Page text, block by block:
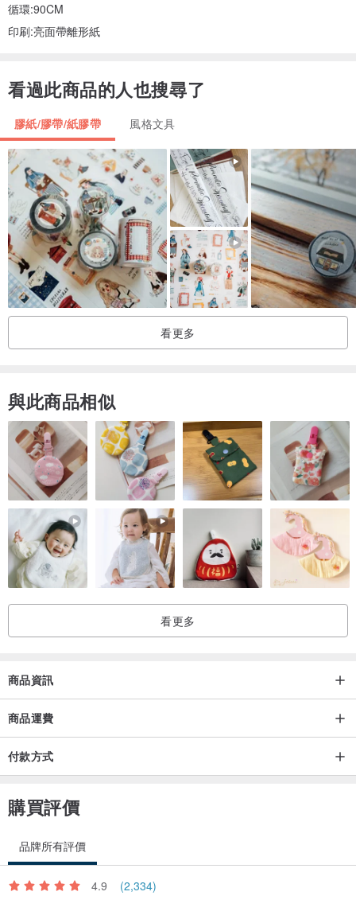
循環:90CM
印刷:亮面帶離形紙
看過此商品的人也搜尋了
膠紙/膠帶/紙膠帶 風格文具
看更多
與此商品相似
看更多
商品資訊
商品運費
付款方式
購買評價
品牌所有評價
4.9 (2,334)